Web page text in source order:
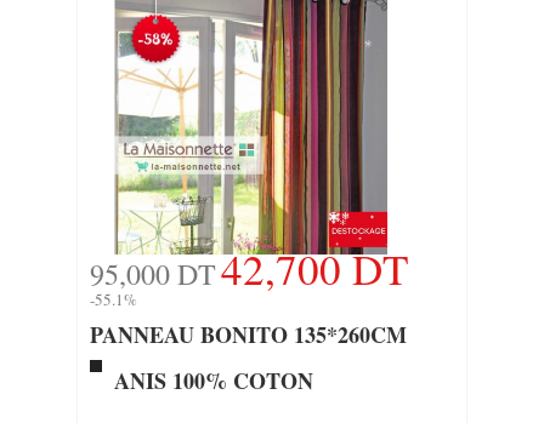
95,000 DT42,700 DT
-55.1%
PANNEAU BONITO 135*260CM
ANIS 100% COTON